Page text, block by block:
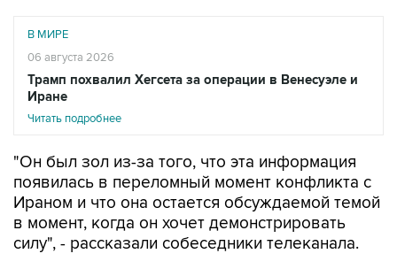
В МИРЕ
06 августа 2026
Трамп похвалил Хегсета за операции в Венесуэле и
Иране
Читать подробнее
"Он был зол из-за того, что эта информация
появилась в переломный момент конфликта с
Ираном и что она остается обсуждаемой темой
в момент, когда он хочет демонстрировать
силу", - рассказали собеседники телеканала.